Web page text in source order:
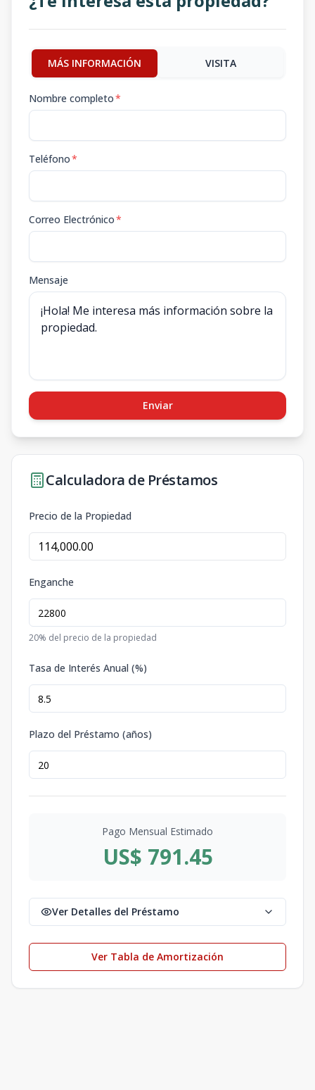
MÁS INFORMACIÓN VISITA
Nombre completo*
Teléfono*
Correo Electrónico*
Mensaje
Enviar
Calculadora de Préstamos
Precio de la Propiedad
Enganche
20% del precio de la propiedad
Tasa de Interés Anual (%)
Plazo del Préstamo (años)
Pago Mensual Estimado
US$ 791.45
Ver Detalles del Préstamo
Ver Tabla de Amortización